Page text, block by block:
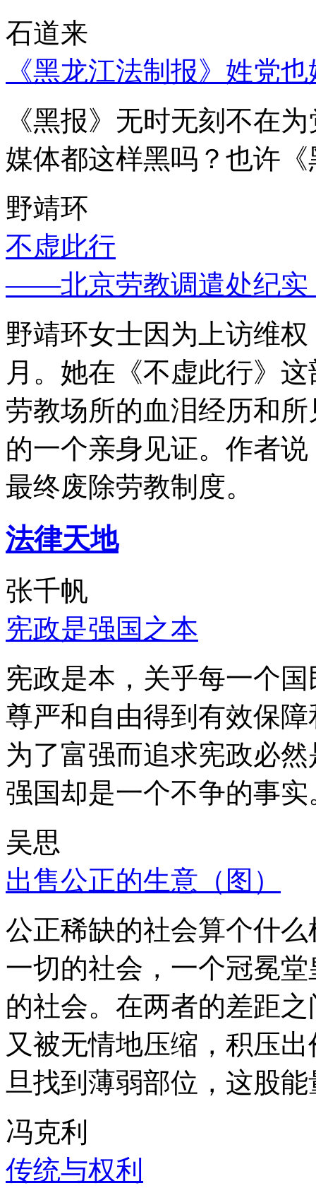
石道来
《黑龙江法制报》姓党
《黑报》无时无刻不在
媒体都这样黑吗？也许
野靖环
不虚此行
——北京劳教调遣处纪实
野靖环女士因为上访维
月。她在《不虚此行》
劳教场所的血泪经历和
的一个亲身见证。作者
最终废除劳教制度。
法律天地
张千帆
宪政是强国之本
宪政是本，关乎每一个
尊严和自由得到有效保
为了富强而追求宪政必
强国却是一个不争的事实
吴思
出售公正的生意（图）
公正稀缺的社会算个什
一切的社会，一个冠冕
的社会。在两者的差距
又被无情地压缩，积压
旦找到薄弱部位，这股
冯克利
传统与权利